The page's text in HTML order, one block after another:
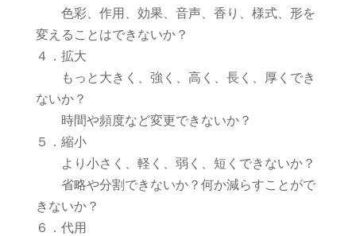
色彩、作用、効果、音声、香り、様式、形を
変えることはできないか？
４．拡大
もっと大きく、強く、高く、長く、厚くでき
ないか？
時間や頻度など変更できないか？
５．縮小
より小さく、軽く、弱く、短くできないか？
省略や分割できないか？何か減らすことがで
きないか？
６．代用